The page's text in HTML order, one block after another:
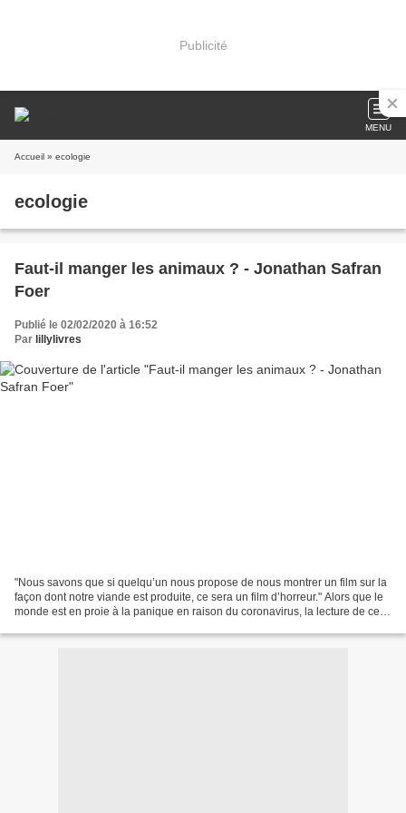
Publicité
MENU
Accueil » ecologie
ecologie
Faut-il manger les animaux ? - Jonathan Safran
Foer
Publié le 02/02/2020 à 16:52
Par lillylivres
"Nous savons que si quelqu’un nous propose de nous montrer un film sur la
façon dont notre viande est produite, ce sera un film d’horreur." Alors que le
monde est en proie à la panique en raison du coronavirus, la lecture de ce